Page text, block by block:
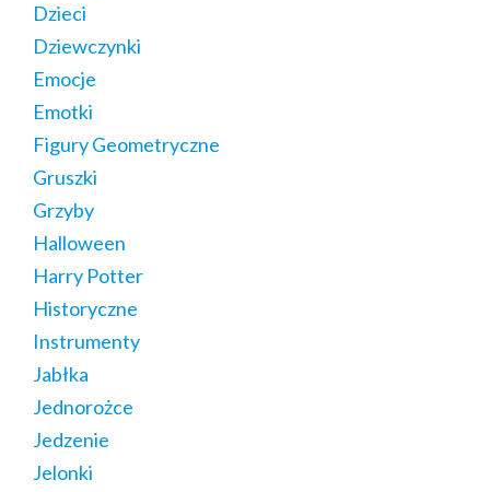
Dzieci
Dziewczynki
Emocje
Emotki
Figury Geometryczne
Gruszki
Grzyby
Halloween
Harry Potter
Historyczne
Instrumenty
Jabłka
Jednorożce
Jedzenie
Jelonki